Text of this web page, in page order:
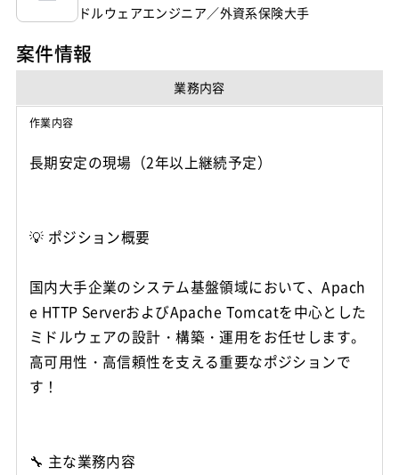
ドルウェアエンジニア／外資系保険大手
案件情報
業務内容
作業内容
長期安定の現場（2年以上継続予定）
💡 ポジション概要
国内大手企業のシステム基盤領域において、Apach
e HTTP ServerおよびApache Tomcatを中心とした
ミドルウェアの設計・構築・運用をお任せします。
高可用性・高信頼性を支える重要なポジションで
す！
🔧 主な業務内容